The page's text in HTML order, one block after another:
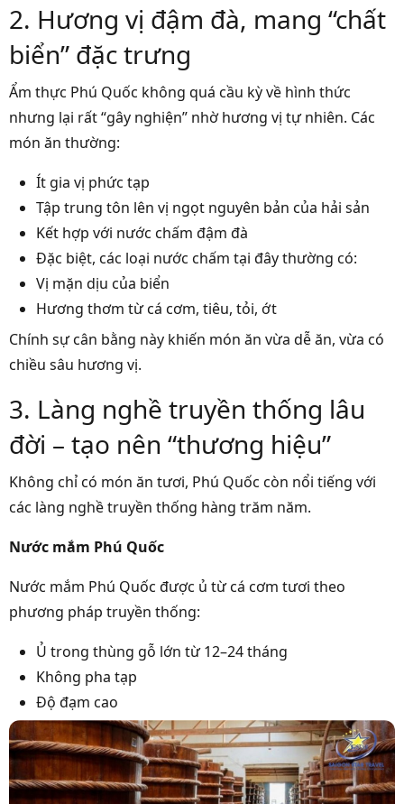
2. Hương vị đậm đà, mang “chất
biển” đặc trưng
Ẩm thực Phú Quốc không quá cầu kỳ về hình thức
nhưng lại rất “gây nghiện” nhờ hương vị tự nhiên. Các
món ăn thường:
Ít gia vị phức tạp
Tập trung tôn lên vị ngọt nguyên bản của hải sản
Kết hợp với nước chấm đậm đà
Đặc biệt, các loại nước chấm tại đây thường có:
Vị mặn dịu của biển
Hương thơm từ cá cơm, tiêu, tỏi, ớt
Chính sự cân bằng này khiến món ăn vừa dễ ăn, vừa có
chiều sâu hương vị.
3. Làng nghề truyền thống lâu
đời – tạo nên “thương hiệu”
Không chỉ có món ăn tươi, Phú Quốc còn nổi tiếng với
các làng nghề truyền thống hàng trăm năm.
Nước mắm Phú Quốc
Nước mắm Phú Quốc được ủ từ cá cơm tươi theo
phương pháp truyền thống:
Ủ trong thùng gỗ lớn từ 12–24 tháng
Không pha tạp
Độ đạm cao